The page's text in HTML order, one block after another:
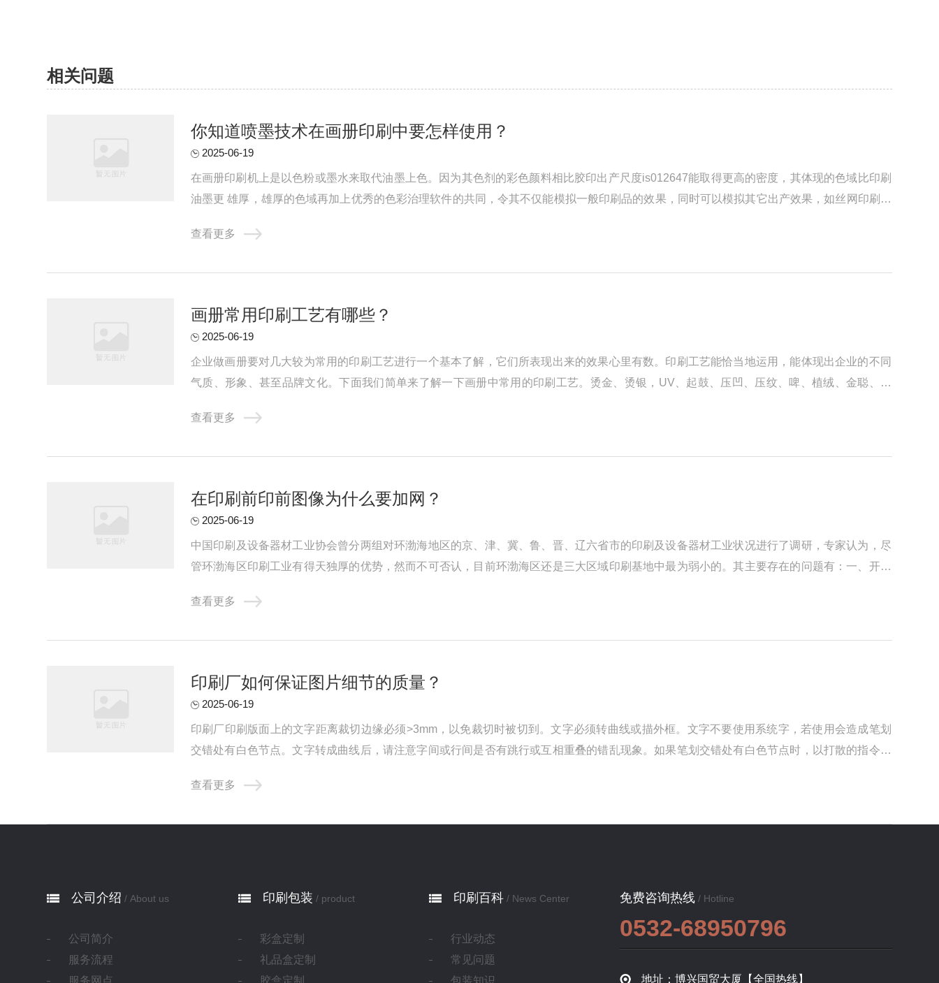
相关问题
你知道喷墨技术在画册印刷中要怎样使用？
2025-06-19
在画册印刷机上是以色粉或墨水来取代油墨上色。因为其色剂的彩色颜料相比胶印出产尺度is012647能取得更高的密度，其体现的色域比印刷
油墨更 雄厚，雄厚的色域再加上优秀的色彩治理软件的共同，令其不仅能模拟一般印刷品的效果，同时可以模拟其它出产效果，如丝网印刷，
查看更多
画册常用印刷工艺有哪些？
2025-06-19
企业做画册要对几大较为常用的印刷工艺进行一个基本了解，它们所表现出来的效果心里有数。印刷工艺能恰当地运用，能体现出企业的不同
气质、形象、甚至品牌文化。下面我们简单来了解一下画册中常用的印刷工艺。烫金、烫银，UV、起鼓、压凹、压纹、啤、植绒、金聪、热
查看更多
在印刷前印前图像为什么要加网？
2025-06-19
中国印刷及设备器材工业协会曾分两组对环渤海地区的京、津、冀、鲁、晋、辽六省市的印刷及设备器材工业状况进行了调研，专家认为，尽
管环渤海区印刷工业有得天独厚的优势，然而不可否认，目前环渤海区还是三大区域印刷基地中最为弱小的。其主要存在的问题有：一、开放
查看更多
印刷厂如何保证图片细节的质量？
2025-06-19
印刷厂印刷版面上的文字距离裁切边缘必须>3mm，以免裁切时被切到。文字必须转曲线或描外框。文字不要使用系统字，若使用会造成笔划
交错处有白色节点。文字转成曲线后，请注意字间或行间是否有跳行或互相重叠的错乱现象。如果笔划交错处有白色节点时，以打散的指令处
查看更多
免费咨询热线 / Hotline
0532-68950796
地址：博兴国贸大厦【全国热线】
公司介绍 / About us
公司简介
服务流程
服务网点
印刷包装 / product
彩盒定制
礼品盒定制
胶盒定制
印刷百科/ News Center
行业动态
常见问题
包装知识